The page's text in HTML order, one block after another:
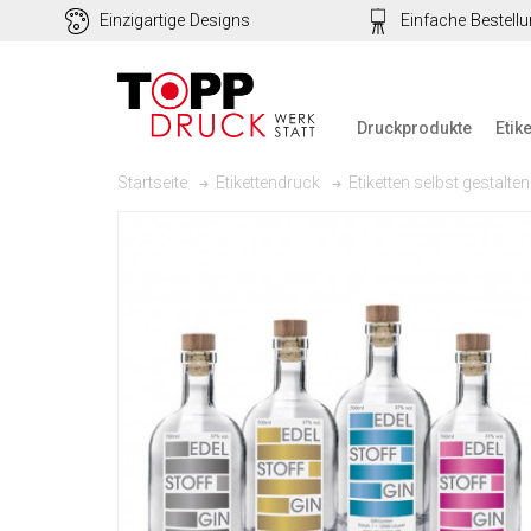
Einzigartige Designs Einfache
Druckprodukte
Startseite Etikettendruck Etiketten selbst gestalten